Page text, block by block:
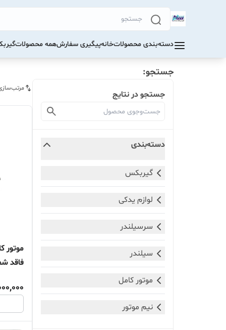
دسته‌بندی محصولاتخانهپیگیری سفارشهمه محصولات
جستجو:
جستجو در نتایج
دسته‌بندی
گیربکس
لوازم یدکی
سرسیلندر
سیلندر
موتور کامل
نیم موتور
فاقد